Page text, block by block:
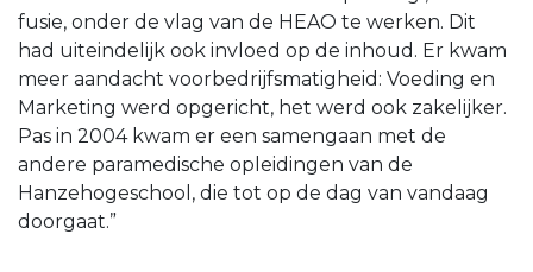
fusie, onder de vlag van de HEAO te werken. Dit
had uiteindelijk ook invloed op de inhoud. Er kwam
meer aandacht voorbedrijfsmatigheid: Voeding en
Marketing werd opgericht, het werd ook zakelijker.
Pas in 2004 kwam er een samengaan met de
andere paramedische opleidingen van de
Hanzehogeschool, die tot op de dag van vandaag
doorgaat.”